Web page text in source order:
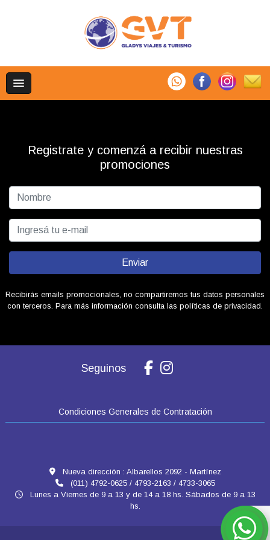
Registrate y comenzá a recibir nuestras
promociones
Enviar
Recibirás emails promocionales, no compartiremos tus datos personales
con terceros. Para más información consulta las políticas de privacidad.
Seguinos
Condiciones Generales de Contratación
Nueva dirección : Albarellos 2092 - Martínez
(011) 4792-0625 / 4793-2163 / 4733-3065
Lunes a Viernes de 9 a 13 y de 14 a 18 hs. Sábados de 9 a 13
hs.